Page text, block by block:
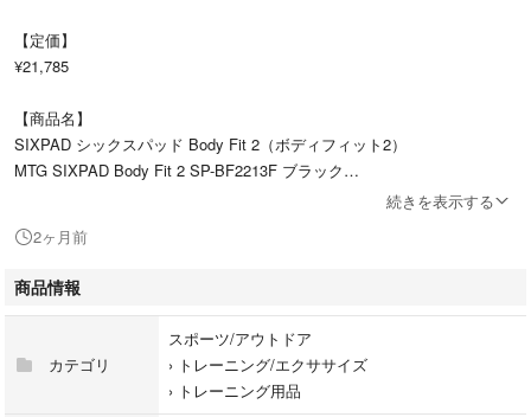
【定価】
¥21,785
【商品名】
SIXPAD シックスパッド Body Fit 2（ボディフィット2）
MTG SIXPAD Body Fit 2 SP-BF2213F ブラック
・本体（充電式）
・付属品：充電器、収納袋、サポートベルト、互換性新品ジェルパッド、
説明書
【オプション】
・互換ジェルパッド追加：1セット＋300円
※ご希望の方はコメントにてお知らせください。
続きを表示する
2ヶ月前
商品情報
カテゴリ
スポーツ/アウトドア
› トレーニング/エクササイズ
› トレーニング用品